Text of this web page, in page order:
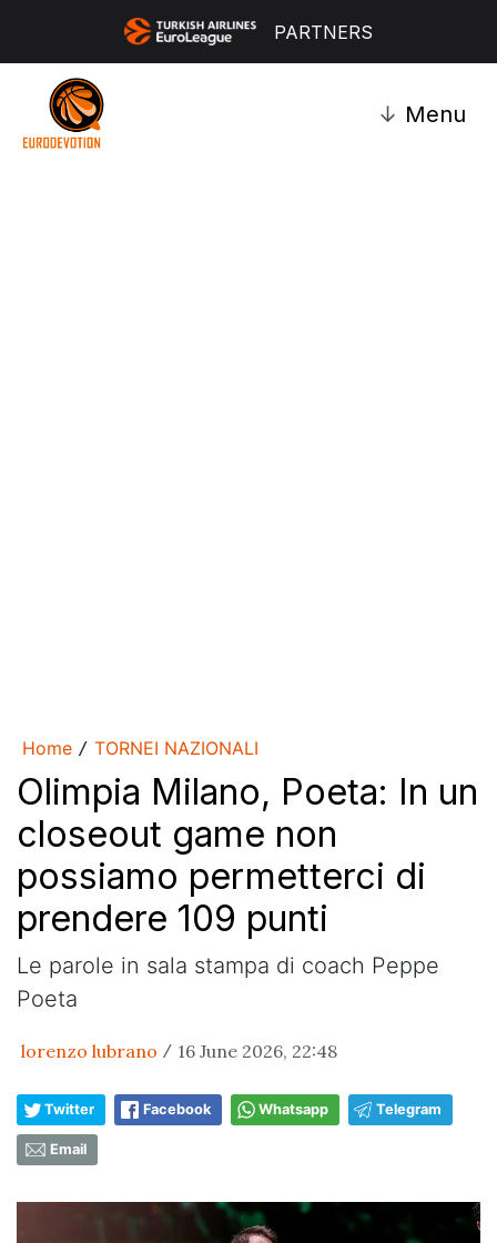
PARTNERS
↓ Menu
Home / TORNEI NAZIONALI
Olimpia Milano, Poeta: In un
closeout game non
possiamo permetterci di
prendere 109 punti
Le parole in sala stampa di coach Peppe
Poeta
lorenzo lubrano / 16 June 2026, 22:48
Twitter Facebook Whatsapp Telegram
Email